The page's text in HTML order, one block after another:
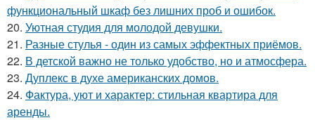
функциональный шкаф без лишних проб и ошибок.
20. Уютная студия для молодой девушки.
21. Разные стулья - один из самых эффектных приёмов.
22. В детской важно не только удобство, но и атмосфера.
23. Дуплекс в духе американских домов.
24. Фактура, уют и характер: стильная квартира для
аренды.